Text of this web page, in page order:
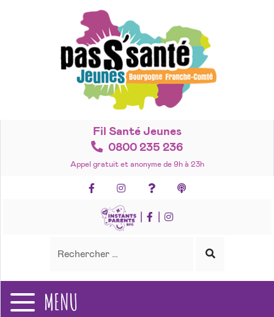
Fil Santé Jeunes
0800 235 236
Appel gratuit et anonyme de 9h à 23h
FacebookInstagramFoire aux questions
Lancer
recherche
MENU